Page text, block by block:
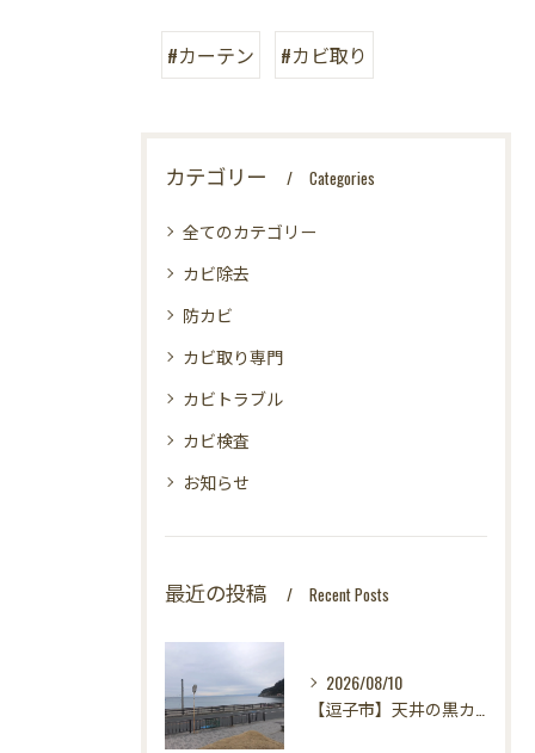
#カーテン #カビ取り
カテゴリー Categories
全てのカテゴリー
カビ除去
防カビ
カビ取り専門
カビトラブル
カビ検査
お知らせ
最近の投稿 Recent Posts
2026/08/10